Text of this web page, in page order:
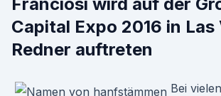
Capital Expo 2016 in Las
Redner auftreten
Bei